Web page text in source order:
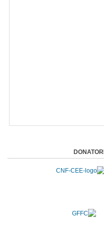
DONATORI